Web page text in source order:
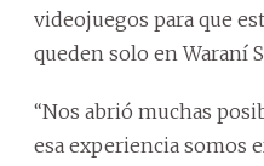
videojuegos para que
queden solo en Waraní
‘‘Nos abrió muchas
esa experiencia somos